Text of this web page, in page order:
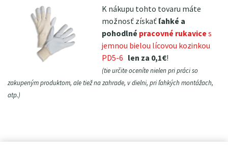
K nákupu tohto tovaru máte
možnosť získaťľahké a
pohodlné pracovné rukavices
jemnou bielou lícovou kozinkou
PD5-6 len za 0,1€!
(tie určite oceníte nielen pri práci so
zakupeným produktom, ale tiež na zahrade, v dielni, pri ľahkých montážach,
atp.)